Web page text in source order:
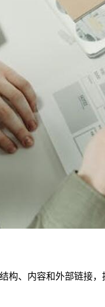
构、内容和外部链接